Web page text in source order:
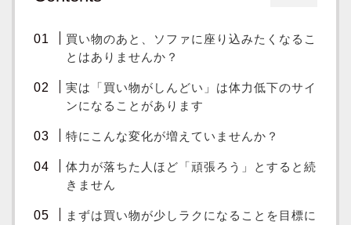
買い物のあと、ソファに座り込みたくなるこ
とはありませんか？
実は「買い物がしんどい」は体力低下のサイ
ンになることがあります
特にこんな変化が増えていませんか？
体力が落ちた人ほど「頑張ろう」とすると続
きません
まずは買い物が少しラクになることを目標に